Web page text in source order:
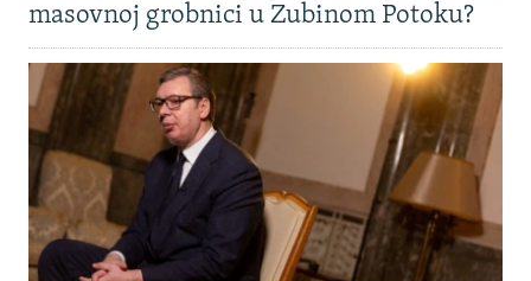
masovnoj grobnici u Zubinom Potoku?